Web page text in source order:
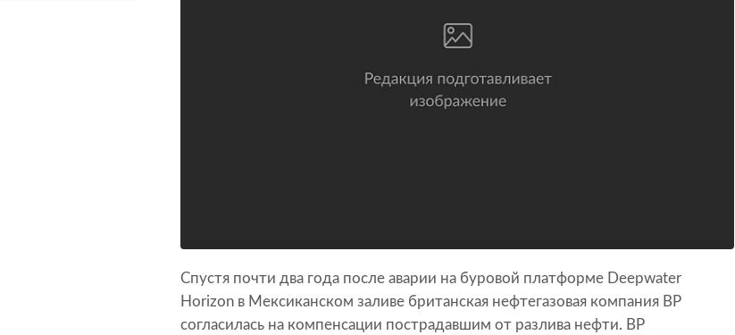
Спустя почти два года после аварии на буровой платформе Deepwater
Horizon в Мексиканском заливе британская нефтегазовая компания BP
согласилась на компенсации пострадавшим от разлива нефти. BP